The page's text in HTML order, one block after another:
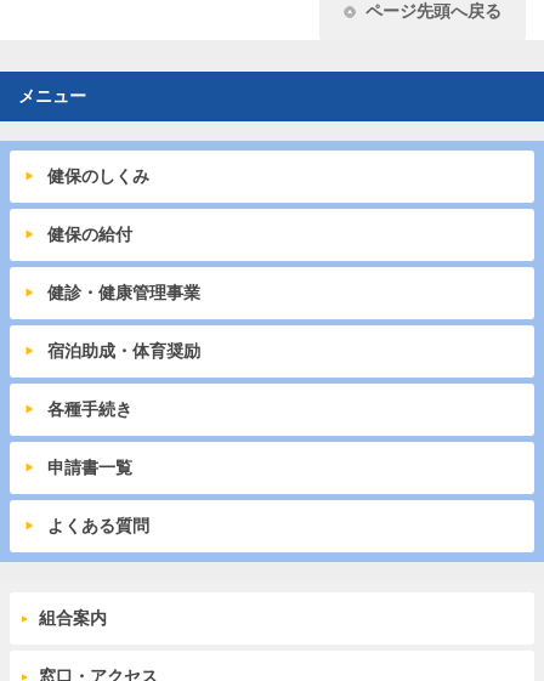
ページ先頭へ戻る
メニュー
健保のしくみ
健保の給付
健診・健康管理事業
宿泊助成・体育奨励
各種手続き
申請書一覧
よくある質問
組合案内
窓口・アクセス